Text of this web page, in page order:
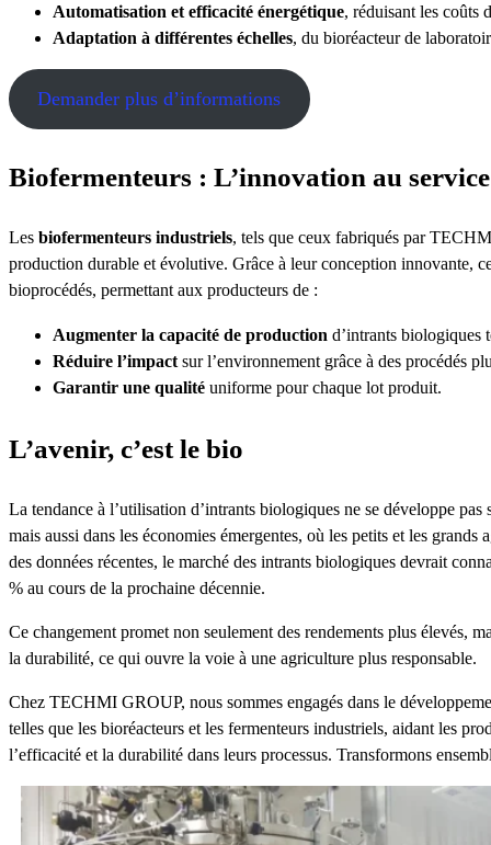
Automatisation et efficacité énergétique, réduisant les coûts
Adaptation à différentes échelles, du bioréacteur de
Demander plus d’informations
Biofermenteurs : L’innovation au
Les biofermenteurs industriels, tels que ceux fabriqués par
production durable et évolutive. Grâce à leur conception innovante,
bioprocédés, permettant aux producteurs de :
Augmenter la capacité de production d’intrants biologiques
Réduire l’impact sur l’environnement grâce à des procédés
Garantir une qualité uniforme pour chaque lot produit.
L’avenir, c’est le bio
La tendance à l’utilisation d’intrants biologiques ne se développe pas
mais aussi dans les économies émergentes, où les petits et les
des données récentes, le marché des intrants biologiques devrait
% au cours de la prochaine décennie.
Ce changement promet non seulement des rendements plus élevés,
la durabilité, ce qui ouvre la voie à une agriculture plus responsable.
Chez TECHMI GROUP, nous sommes engagés dans le
telles que les bioréacteurs et les fermenteurs industriels, aidant les
l’efficacité et la durabilité dans leurs processus. Transformons